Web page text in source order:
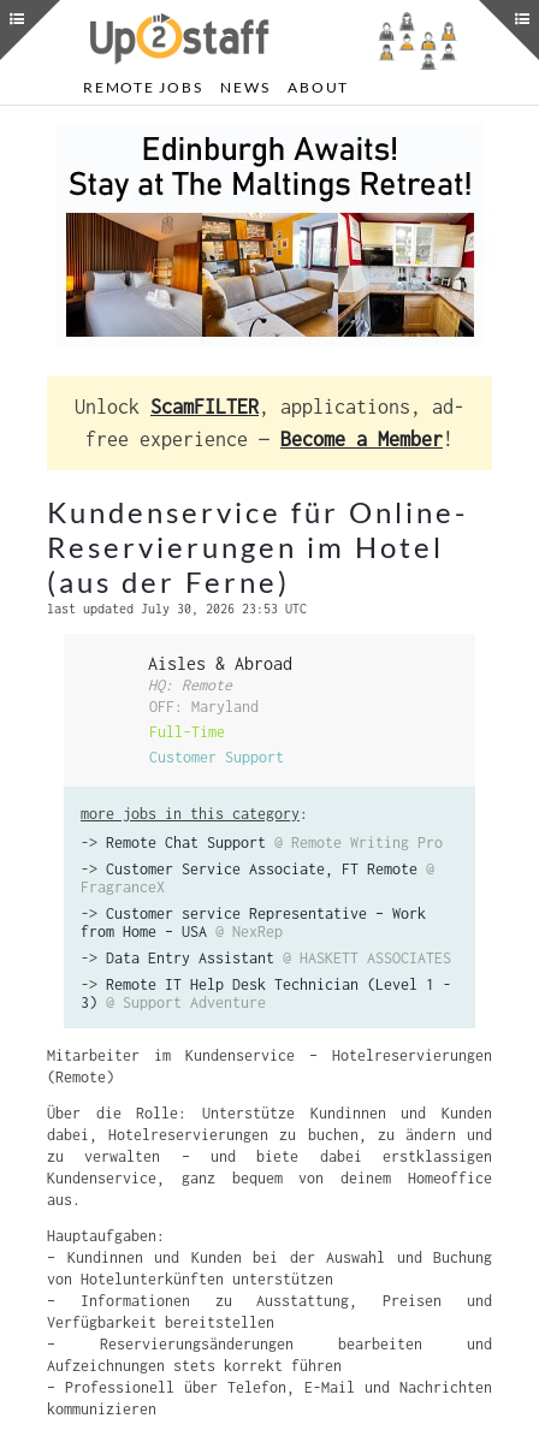
REMOTE JOBS NEWS ABOUT
Unlock ScamFILTER, applications, ad-
free experience — Become a Member!
Kundenservice für Online-
Reservierungen im Hotel
(aus der Ferne)
last updated July 30, 2026 23:53 UTC
Aisles & Abroad
HQ: Remote
OFF: Maryland
Full-Time
Customer Support
more jobs in this category :
-> Remote Chat Support @ Remote Writing Pro
-> Customer Service Associate, FT Remote @
FragranceX
-> Customer service Representative – Work
from Home – USA @ NexRep
-> Data Entry Assistant @ HASKETT ASSOCIATES
-> Remote IT Help Desk Technician (Level 1 -
3) @ Support Adventure
Mitarbeiter im Kundenservice – Hotelreservierungen
(Remote)
Über die Rolle: Unterstütze Kundinnen und Kunden
dabei, Hotelreservierungen zu buchen, zu ändern und
zu verwalten – und biete dabei erstklassigen
Kundenservice, ganz bequem von deinem Homeoffice
aus.
Hauptaufgaben:
– Kundinnen und Kunden bei der Auswahl und Buchung
von Hotelunterkünften unterstützen
– Informationen zu Ausstattung, Preisen und
Verfügbarkeit bereitstellen
– Reservierungsänderungen bearbeiten und
Aufzeichnungen stets korrekt führen
– Professionell über Telefon, E-Mail und Nachrichten
kommunizieren